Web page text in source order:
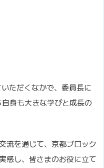
ただくなかで、委員長に
身も大きな学びと成長の
流を通じて、京都ブロック
感し、皆さまのお役に立て